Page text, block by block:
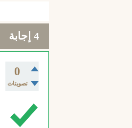
4 إجابة
0
تصويتات